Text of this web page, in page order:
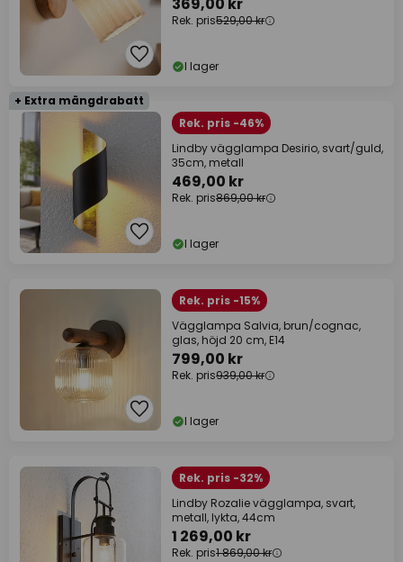
369,00 kr
Rek. pris529,00 kr
I lager
+ Extra mängdrabatt
Rek. pris -46%
Lindby vägglampa Desirio, svart/guld,
35cm, metall
469,00 kr
Rek. pris869,00 kr
I lager
Rek. pris -15%
Vägglampa Salvia, brun/cognac,
glas, höjd 20 cm, E14
799,00 kr
Rek. pris939,00 kr
I lager
Rek. pris -32%
Lindby Rozalie vägglampa, svart,
metall, lykta, 44cm
1 269,00 kr
Rek. pris1 869,00 kr